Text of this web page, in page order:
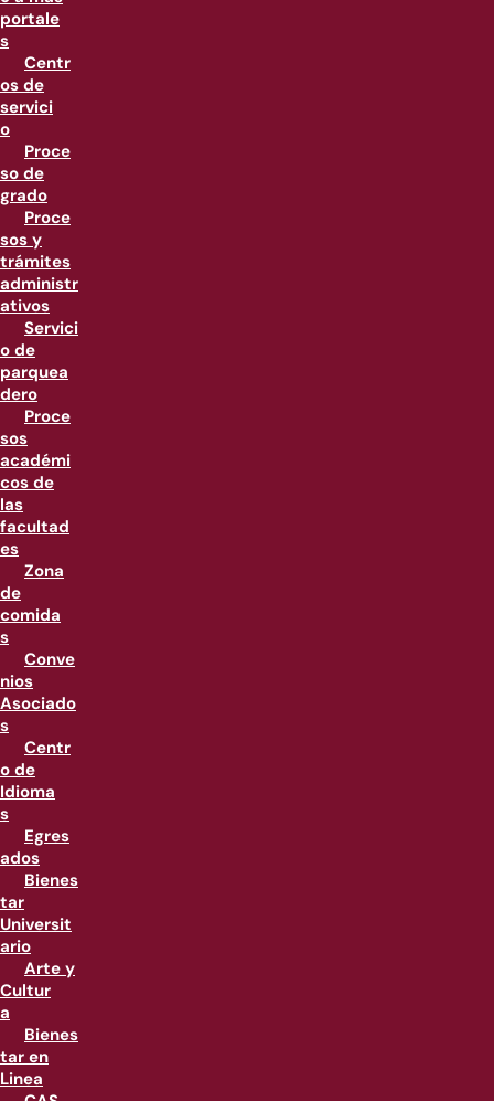
portale
s
Centr
os de
servici
o
Proce
so de
grado
Proce
sos y
trámites
administr
ativos
Servici
o de
parquea
dero
Proce
sos
académi
cos de
las
facultad
es
Zona
de
comida
s
Conve
nios
Asociado
s
Centr
o de
Idioma
s
Egres
ados
Bienes
tar
Universit
ario
Arte y
Cultur
a
Bienes
tar en
Linea